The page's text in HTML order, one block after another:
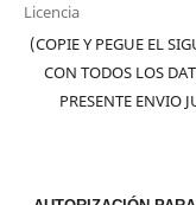
Licencia
(COPIE Y PEGUE EL
CON TODOS LOS
PRESENTE ENVIO